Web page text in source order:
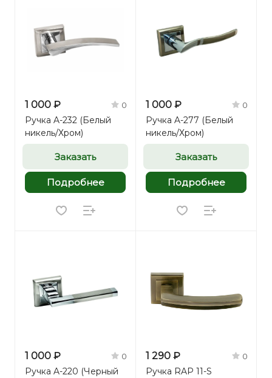
1 000 ₽ 0
Ручка A-232 (Белый
никель/Хром)
Заказать
Подробнее
1 000 ₽ 0
Ручка A-277 (Белый
никель/Хром)
Заказать
Подробнее
1 000 ₽ 0
Ручка A-220 (Черный
1 290 ₽ 0
Ручка RAP 11-S